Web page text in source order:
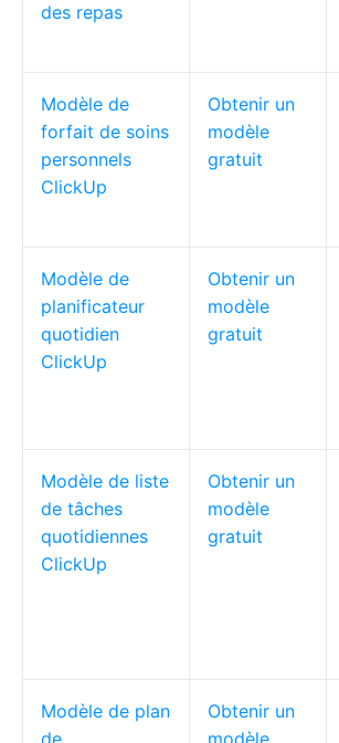
des repas
Modèle de
forfait de soins
personnels
ClickUp
Obtenir un
modèle
gratuit
Modèle de
planificateur
quotidien
ClickUp
Obtenir un
modèle
gratuit
Modèle de liste
de tâches
quotidiennes
ClickUp
Obtenir un
modèle
gratuit
Modèle de plan
de
Obtenir un
modèle